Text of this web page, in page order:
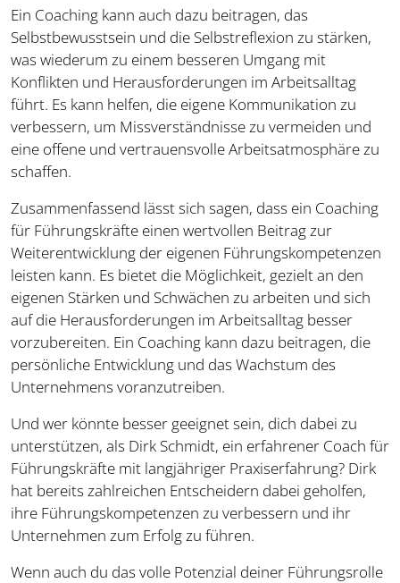
Ein Coaching kann auch dazu beitragen, das
Selbstbewusstsein und die Selbstreflexion zu stärken,
was wiederum zu einem besseren Umgang mit
Konflikten und Herausforderungen im Arbeitsalltag
führt. Es kann helfen, die eigene Kommunikation zu
verbessern, um Missverständnisse zu vermeiden und
eine offene und vertrauensvolle Arbeitsatmosphäre zu
schaffen.
Zusammenfassend lässt sich sagen, dass ein Coaching
für Führungskräfte einen wertvollen Beitrag zur
Weiterentwicklung der eigenen Führungskompetenzen
leisten kann. Es bietet die Möglichkeit, gezielt an den
eigenen Stärken und Schwächen zu arbeiten und sich
auf die Herausforderungen im Arbeitsalltag besser
vorzubereiten. Ein Coaching kann dazu beitragen, die
persönliche Entwicklung und das Wachstum des
Unternehmens voranzutreiben.
Und wer könnte besser geeignet sein, dich dabei zu
unterstützen, als Dirk Schmidt, ein erfahrener Coach für
Führungskräfte mit langjähriger Praxiserfahrung? Dirk
hat bereits zahlreichen Entscheidern dabei geholfen,
ihre Führungskompetenzen zu verbessern und ihr
Unternehmen zum Erfolg zu führen.
Wenn auch du das volle Potenzial deiner Führungsrolle